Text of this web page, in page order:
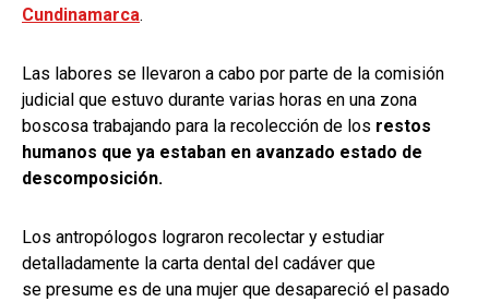
Cundinamarca.
Las labores se llevaron a cabo por parte de la comisión
judicial que estuvo durante varias horas en una zona
boscosa trabajando para la recolección de los restos
humanos que ya estaban en avanzado estado de
descomposición.
Los antropólogos lograron recolectar y estudiar
detalladamente la carta dental del cadáver que
se presume es de una mujer que desapareció el pasado